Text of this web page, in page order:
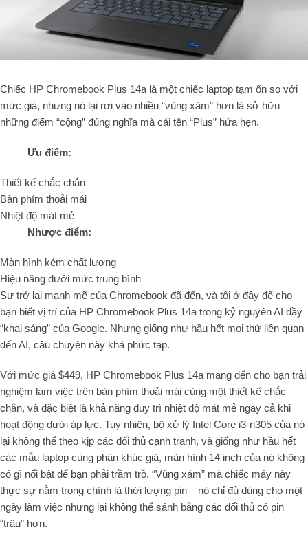
Chiếc HP Chromebook Plus 14a là một chiếc laptop tạm ổn so với
mức giá, nhưng nó lại rơi vào nhiều “vùng xám” hơn là sở hữu
những điểm “cộng” đúng nghĩa mà cái tên “Plus” hứa hẹn.
Ưu điểm:
Thiết kế chắc chắn
Bàn phím thoải mái
Nhiệt độ mát mẻ
Nhược điểm:
Màn hình kém chất lượng
Hiệu năng dưới mức trung bình
Sự trở lại mạnh mẽ của Chromebook đã đến, và tôi ở đây để cho
bạn biết vị trí của HP Chromebook Plus 14a trong kỷ nguyên AI đầy
“khai sáng” của Google. Nhưng giống như hầu hết mọi thứ liên quan
đến AI, câu chuyện này khá phức tạp.
Với mức giá $449, HP Chromebook Plus 14a mang đến cho bạn trải
nghiệm làm việc trên bàn phím thoải mái cùng một thiết kế chắc
chắn, và đặc biệt là khả năng duy trì nhiệt độ mát mẻ ngay cả khi
hoạt động dưới áp lực. Tuy nhiên, bộ xử lý Intel Core i3-n305 của nó
lại không thể theo kịp các đối thủ cạnh tranh, và giống như hầu hết
các mẫu laptop cùng phân khúc giá, màn hình 14 inch của nó không
có gì nổi bật để bạn phải trầm trồ. “Vùng xám” mà chiếc máy này
thực sự nằm trong chính là thời lượng pin – nó chỉ đủ dùng cho một
ngày làm việc nhưng lại không thể sánh bằng các đối thủ có pin
“trâu” hơn.